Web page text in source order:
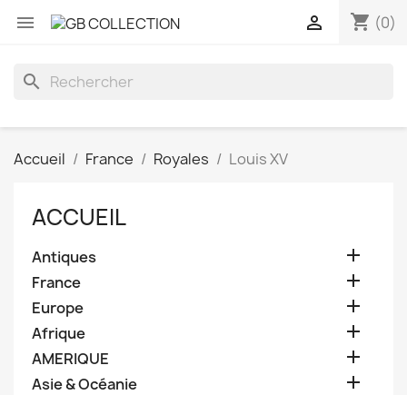
 shopping_cart (0)

search
Accueil France Royales Louis XV
ACCUEIL
Antiques 
France 
Europe 
Afrique 
AMERIQUE 
Asie & Océanie 